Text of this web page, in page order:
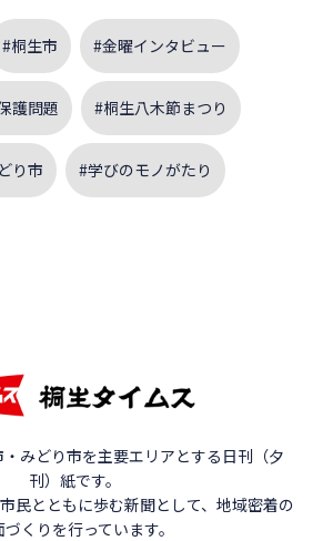
#桐生市 #金曜インタビュー
護問題 #桐生八木節まつり
り市 #学びのモノがたり
みどり市を主要エリアとする日刊（夕
刊）紙です。
民とともに歩む新聞として、地域密着の
くりを行っています。